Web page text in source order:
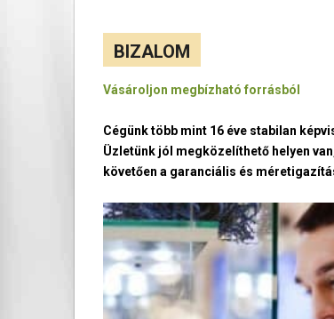
BIZALOM
Vásároljon megbízható forrásból
Cégünk több mint 16 éve stabilan
Üzletünk jól megközelíthető helyen
követően a garanciális és